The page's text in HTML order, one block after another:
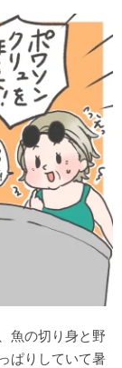
魚の切り身と野
ぱりしていて暑